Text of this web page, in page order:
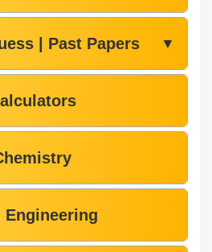
| Past Papers ▼
Engineering